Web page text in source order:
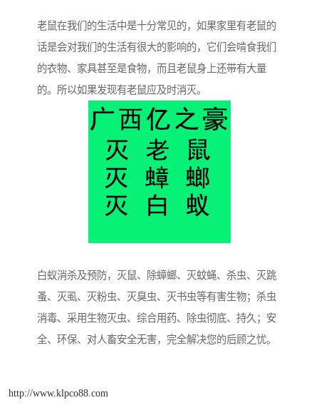
老鼠在我们的生活中是十分常见的，如果家里有老鼠的
话是会对我们的生活有很大的影响的，它们会啃食我们
的衣物、家具甚至是食物，而且老鼠身上还带有大量
的。所以如果发现有老鼠应及时消灭。
白蚁消杀及预防，灭鼠、除蟑螂、灭蚊蝇、杀虫、灭跳
蚤、灭虱、灭粉虫、灭臭虫、灭书虫等有害生物；杀虫
消毒、采用生物灭虫、综合用药、除虫彻底、持久；安
全、环保、对人畜安全无害，完全解决您的后顾之忧。
http://www.klpco88.com